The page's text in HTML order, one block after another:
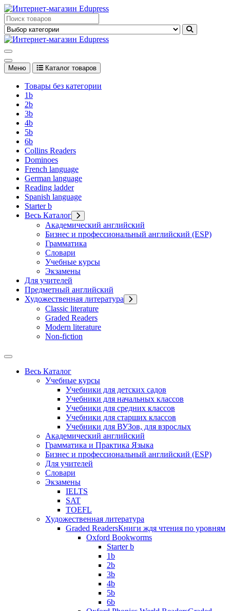
Перейти
к
содержимому
Edupress Uzbekistan, Edupress Узбекистан, книги, учебники на
английском языке
английском языке
Меню Каталог товаров
Товары без категории
1b
2b
3b
4b
5b
6b
Collins Readers
Dominoes
French language
German language
Reading ladder
Spanish language
Starter b
Весь Каталог
Академический английский
Бизнес и профессиональный английский (ESP)
Грамматика
Словари
Учебные курсы
Экзамены
Для учителей
Предметный английский
Художественная литература
Classic literature
Graded Readers
Modern literature
Non-fiction
Весь Каталог
Учебные курсы
Учебники для детских садов
Учебники для начальных классов
Учебники для средних классов
Учебники для старших классов
Учебники для ВУЗов, для взрослых
Академический английский
Грамматика и Практика Языка
Бизнес и профессиональный английский (ESP)
Для учителей
Словари
Экзамены
IELTS
SAT
TOEFL
Художественная литература
Graded ReadersКниги ждя чтения по уровням
Oxford Bookworms
Starter b
1b
2b
3b
4b
5b
6b